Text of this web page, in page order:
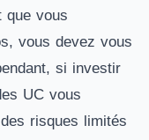
que vous
vous devez vous
si investir
UC vous
risques limités